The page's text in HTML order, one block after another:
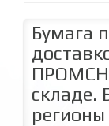
Бумага
складе.